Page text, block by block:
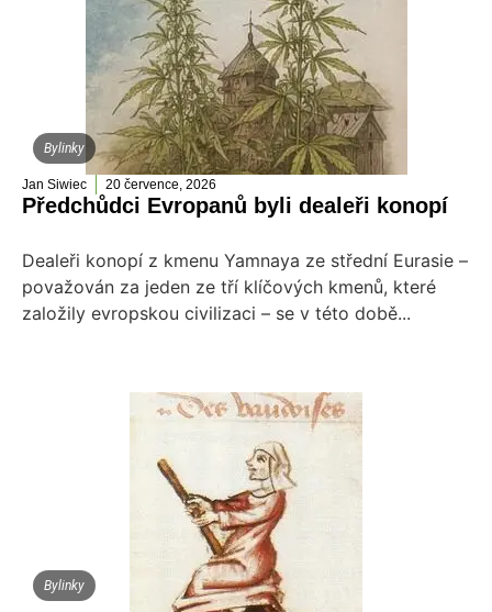
Bylinky
Jan Siwiec 20 července, 2026
Předchůdci Evropanů byli dealeři konopí
Dealeři konopí z kmenu Yamnaya ze střední Eurasie –
považován za jeden ze tří klíčových kmenů, které
založily evropskou civilizaci – se v této době...
Bylinky